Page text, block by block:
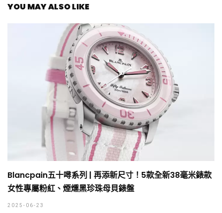
YOU MAY ALSO LIKE
Blancpain五十噚系列 | 再添新尺寸！5款全新38毫米錶款
女性專屬粉紅、煙燻黑珍珠母貝錶盤
2025-06-23